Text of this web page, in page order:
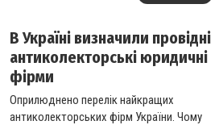
В Україні визначили провідні
антиколекторські юридичні
фірми
Оприлюднено перелік найкращих
антиколекторських фірм України. Чому